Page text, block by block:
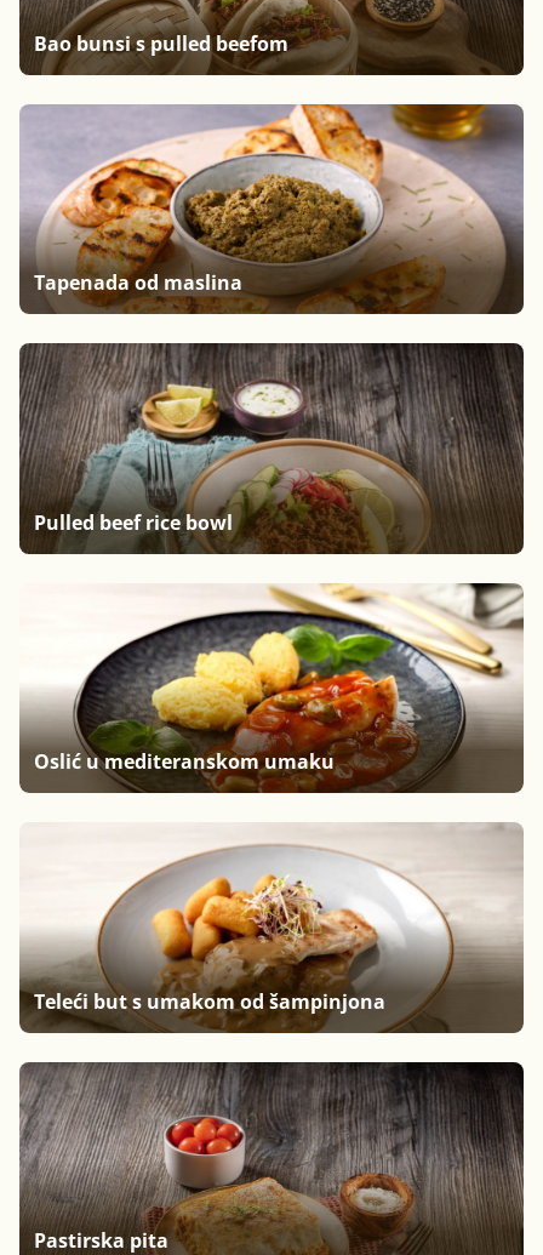
Bao bunsi s pulled beefom
Tapenada od maslina
Pulled beef rice bowl
Oslić u mediteranskom umaku
Teleći but s umakom od šampinjona
Pastirska pita